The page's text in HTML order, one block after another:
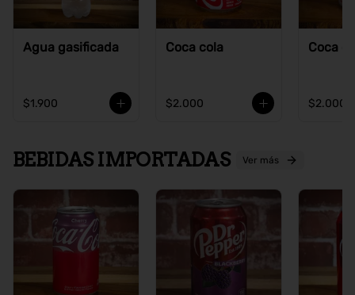
Agua gasificada
$1.900
Coca cola
$2.000
Coca
$2.000
BEBIDAS IMPORTADAS Ver más